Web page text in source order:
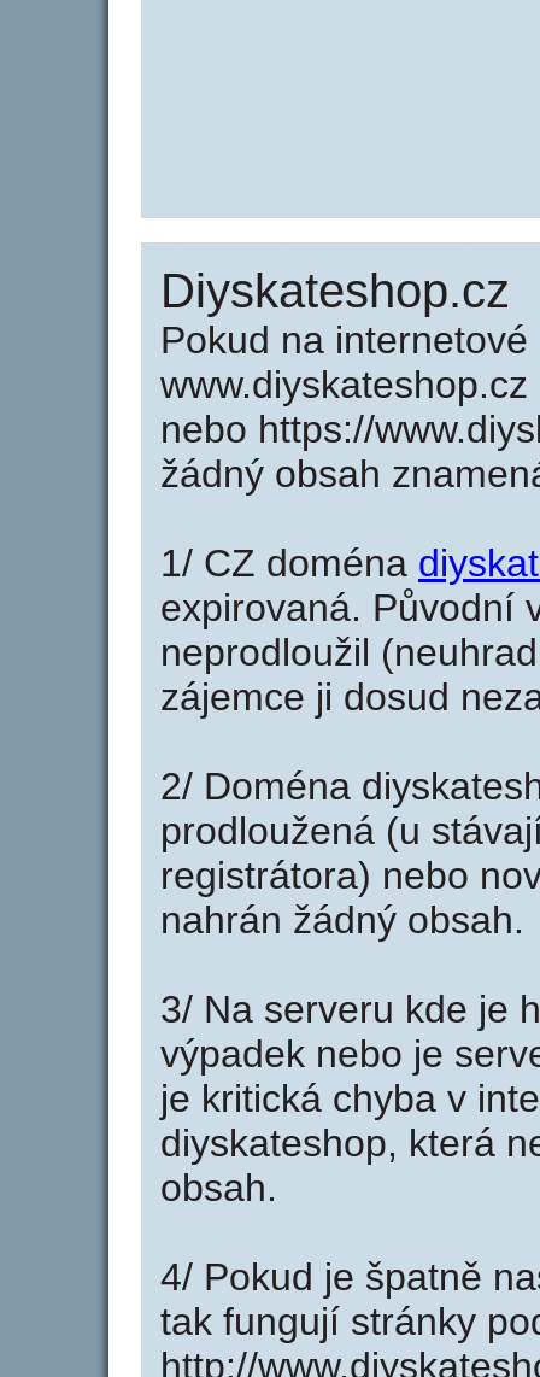
Diyskateshop.cz
Pokud na internetové
nebo https://
žádný obsah
1/ CZ doména
expirovaná. Původní
neprodloužil
zájemce ji dosud
2/ Doména
prodloužená (u
registrátora) nebo
nahrán žádný obsah.
3/ Na serveru kde je
výpadek nebo je
je kritická chyba v
diyskateshop, která
obsah.
4/ Pokud je špatně
tak fungují stránky
http://